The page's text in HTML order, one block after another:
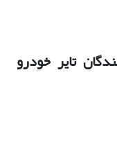
تایر خودرو